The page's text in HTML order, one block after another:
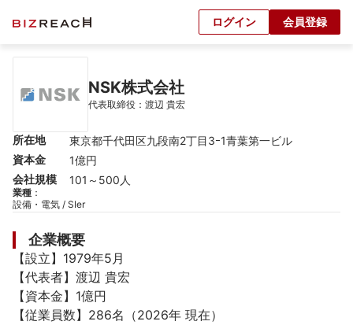
ログイン 会員登録
NSK株式会社
代表取締役：渡辺 貴宏
所在地
東京都千代田区九段南2丁目3ｰ1青葉第一ビル
資本金
1億円
会社規模
101～500人
業種 ：
設備・電気 / SIer
企業概要
【設立】1979年5月
【代表者】渡辺 貴宏
【資本金】1億円
【従業員数】286名（2026年 現在）